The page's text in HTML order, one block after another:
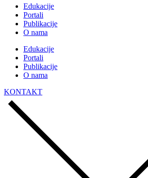
Edukacije
Portali
Publikacije
O nama
Edukacije
Portali
Publikacije
O nama
KONTAKT